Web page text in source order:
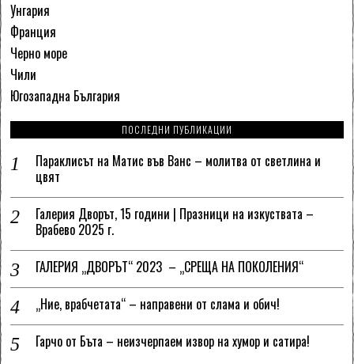
Унгария
Франция
Черно море
Чили
Югозападна България
ПОСЛЕДНИ ПУБЛИКАЦИИ
Параклисът на Матис във Ванс – молитва от светлина и
цвят
Галерия Дворът, 15 години | Празници на изкуствата –
Врабево 2025 г.
ГАЛЕРИЯ „ДВОРЪТ“ 2023 – „СРЕЩА НА ПОКОЛЕНИЯ“
„Ние, врабчетата“ – направени от слама и обич!
Гарчо от Бъта – неизчерпаем извор на хумор и сатира!